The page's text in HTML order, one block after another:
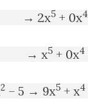
5 + 0x4
→ x5 + 0x4
2 – 5 → 9x5 + x4